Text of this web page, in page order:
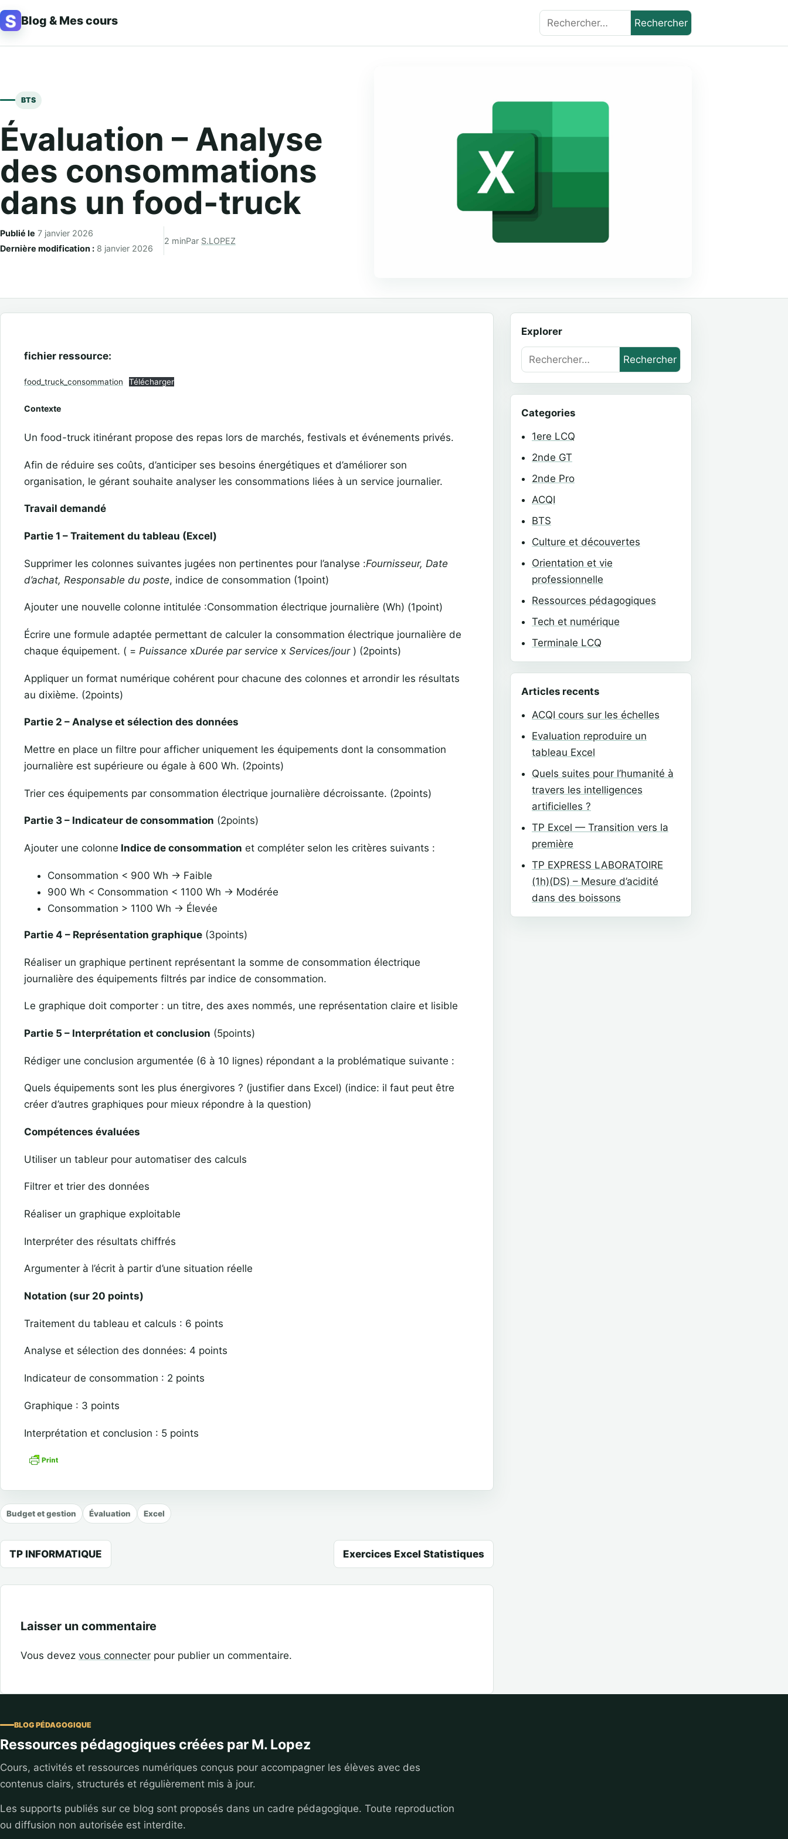
Aller au contenu
Blog & Mes cours Rechercher :
BTS
Évaluation – Analyse
des consommations
dans un food-truck
Publié le 7 janvier 2026
Dernière modification : 8 janvier 2026
2 minPar S.LOPEZ
fichier ressource:
food_truck_consommation Télécharger
Contexte
Un food-truck itinérant propose des repas lors de marchés, festivals et événements privés.
Afin de réduire ses coûts, d’anticiper ses besoins énergétiques et d’améliorer son
organisation, le gérant souhaite analyser les consommations liées à un service journalier.
Travail demandé
Partie 1 – Traitement du tableau (Excel)
Supprimer les colonnes suivantes jugées non pertinentes pour l’analyse :Fournisseur, Date
d’achat, Responsable du poste, indice de consommation (1point)
Ajouter une nouvelle colonne intitulée :Consommation électrique journalière (Wh) (1point)
Écrire une formule adaptée permettant de calculer la consommation électrique journalière de
chaque équipement. ( = Puissance xDurée par service x Services/jour) (2points)
Appliquer un format numérique cohérent pour chacune des colonnes et arrondir les résultats
au dixième. (2points)
Partie 2 – Analyse et sélection des données
Mettre en place un filtre pour afficher uniquement les équipements dont la consommation
journalière est supérieure ou égale à 600 Wh. (2points)
Trier ces équipements par consommation électrique journalière décroissante. (2points)
Partie 3 – Indicateur de consommation (2points)
Ajouter une colonne Indice de consommation et compléter selon les critères suivants :
Consommation < 900 Wh → Faible
900 Wh < Consommation < 1100 Wh → Modérée
Consommation > 1100 Wh → Élevée
Partie 4 – Représentation graphique (3points)
Réaliser un graphique pertinent représentant la somme de consommation électrique
journalière des équipements filtrés par indice de consommation.
Le graphique doit comporter : un titre, des axes nommés, une représentation claire et lisible
Partie 5 – Interprétation et conclusion (5points)
Rédiger une conclusion argumentée (6 à 10 lignes) répondant a la problématique suivante :
Quels équipements sont les plus énergivores ? (justifier dans Excel) (indice: il faut peut être
créer d’autres graphiques pour mieux répondre à la question)
Compétences évaluées
Utiliser un tableur pour automatiser des calculs
Filtrer et trier des données
Réaliser un graphique exploitable
Interpréter des résultats chiffrés
Argumenter à l’écrit à partir d’une situation réelle
Notation (sur 20 points)
Traitement du tableau et calculs : 6 points
Analyse et sélection des données: 4 points
Indicateur de consommation : 2 points
Graphique : 3 points
Interprétation et conclusion : 5 points
Budget et gestion Évaluation Excel
Navigation de l’article
TP INFORMATIQUE Exercices Excel Statistiques
Laisser un commentaire
Vous devez vous connecter pour publier un commentaire.
Explorer
Rechercher :
Categories
1ere LCQ
2nde GT
2nde Pro
ACQI
BTS
Culture et découvertes
Orientation et vie
professionnelle
Ressources pédagogiques
Tech et numérique
Terminale LCQ
Articles recents
ACQI cours sur les échelles
Evaluation reproduire un
tableau Excel
Quels suites pour l’humanité à
travers les intelligences
artificielles ?
TP Excel — Transition vers la
première
TP EXPRESS LABORATOIRE
(1h)(DS) – Mesure d’acidité
dans des boissons
BLOG PÉDAGOGIQUE
Ressources pédagogiques créées par M. Lopez
Cours, activités et ressources numériques conçus pour accompagner les élèves avec des
contenus clairs, structurés et régulièrement mis à jour.
Les supports publiés sur ce blog sont proposés dans un cadre pédagogique. Toute reproduction
ou diffusion non autorisée est interdite.